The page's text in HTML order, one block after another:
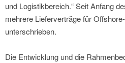
und Logistikbereich.“ Seit Anfang
mehrere Lieferverträge für
unterschrieben.
Die Entwicklung und die